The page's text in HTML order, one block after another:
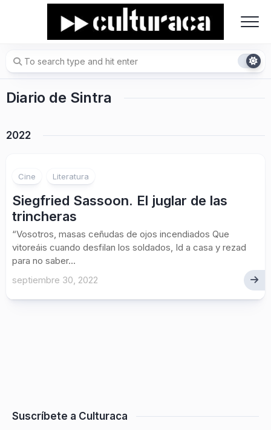
Diario de Sintra
2022
Cine Literatura
Siegfried Sassoon. El juglar de las
trincheras
“Vosotros, masas ceñudas de ojos incendiados Que
vitoreáis cuando desfilan los soldados, Id a casa y rezad
para no saber...
septiembre 30, 2022
Suscríbete a Culturaca